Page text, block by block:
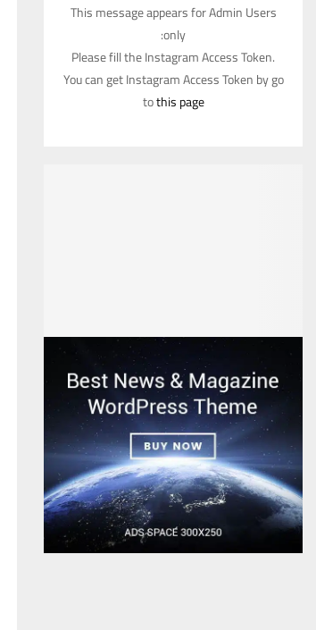
This message appears for Admin Users
only:
Please fill the Instagram Access Token.
You can get Instagram Access Token by go
tothis page